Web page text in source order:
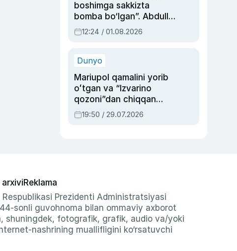
boshimga sakkizta
bomba bo‘lgan”. Abdulla
Oripovni siyosiy
ayblovlardan asrab
12:24 / 01.08.2026
Dunyo
Mariupol qamalini yorib
oʻtgan va “Izvarino
qozoni”dan chiqqan
qahramon — Ukraina
armiyasi bosh
19:50 / 29.07.2026
Reklama
Prezidenti Administratsiyasi
sonli guvohnoma bilan ommaviy axborot
shuningdek, fotografik, grafik, audio va/yoki
nashrining muallifligini ko‘rsatuvchi